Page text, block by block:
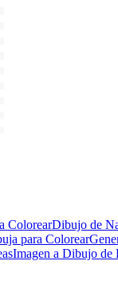
ColorearDibujo de
para Colorear
Imagen a Dibujo de